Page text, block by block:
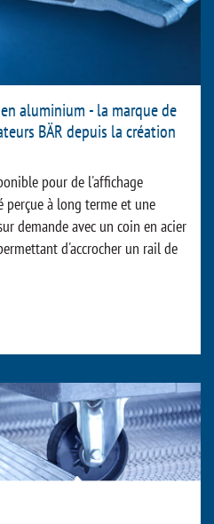
aluminium - la marque de
BÄR depuis la création
pour de l'affichage
à long terme et une
demande avec un coin en acier
d'accrocher un rail de